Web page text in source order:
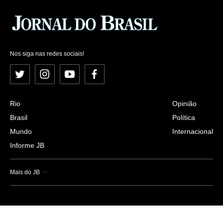
Nos siga nas redes sociais!
Twitter InstagramYouTubeFacebook
Rio
Brasil
Mundo
Informe JB
Opinião
Política
Internacional
Mais do JB
Esportes